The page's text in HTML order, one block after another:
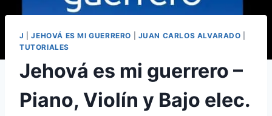
J |JEHOVÁ ES MI GUERRERO JUAN CARLOS ALVARADO
TUTORIALES
Jehová es mi guerrero –
Piano, Violín y Bajo elec.